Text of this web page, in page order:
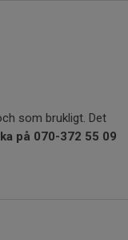
som brukligt. Det
på 070-372 55 09